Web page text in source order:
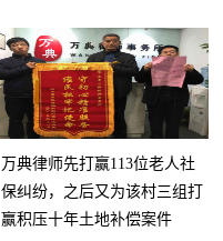
万典律师先打赢113位老人社
保纠纷，之后又为该村三组打
赢积压十年土地补偿案件